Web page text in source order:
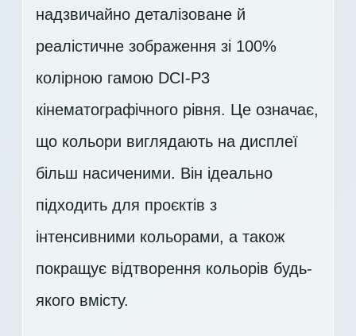
надзвичайно деталізоване й
реалістичне зображення зі 100%
колірною гамою DCI-P3
кінематографічного рівня. Це означає,
що кольори виглядають на дисплеї
більш насиченими. Він ідеально
підходить для проєктів з
інтенсивними кольорами, а також
покращує відтворення кольорів будь-
якого вмісту.